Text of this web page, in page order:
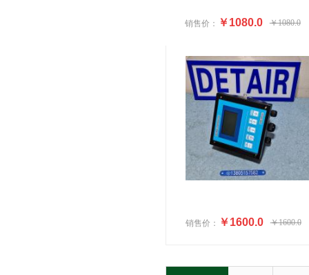
销售价： ￥1080.0 ￥1080.0
销售价： ￥1600.0 ￥1600.0